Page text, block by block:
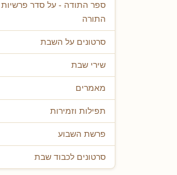
ספר התודה - על סדר פרשיות
התורה
סרטונים על השבת
שירי שבת
מאמרים
תפילות וזמירות
פרשת השבוע
סרטונים לכבוד שבת